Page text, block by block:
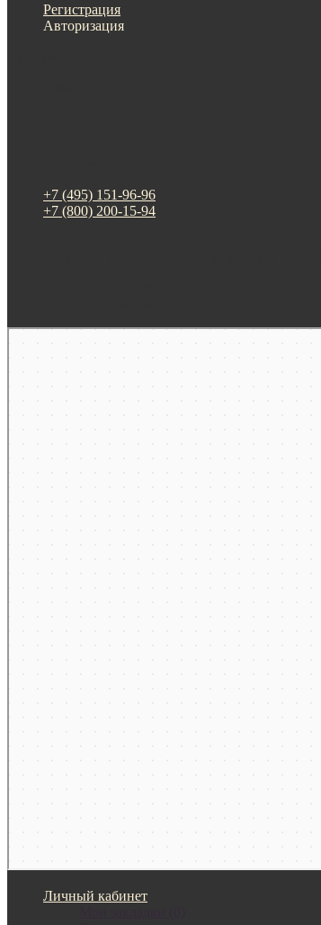
Регистрация
Авторизация
+7 (495) 151-96-96
+7 (800) 200-15-94
Москва
Личный кабинет